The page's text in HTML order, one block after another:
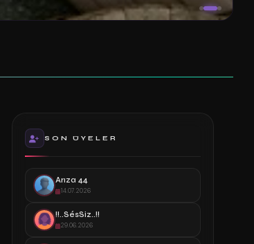
SON ÜYELER
Arıza 44
14.07.2026
!!..SésSiz..!!
29.06.2026